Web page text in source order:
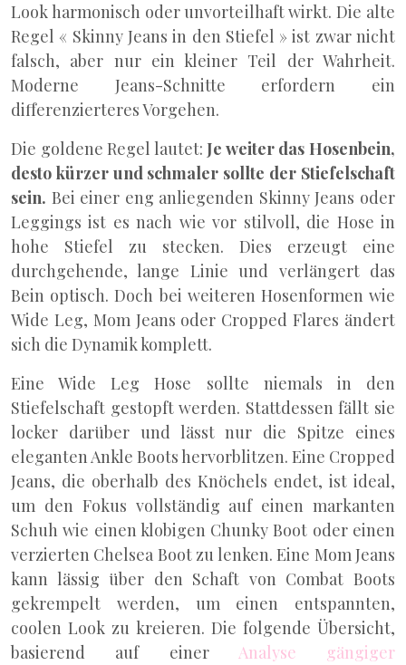
Look harmonisch oder unvorteilhaft wirkt. Die alte
Regel « Skinny Jeans in den Stiefel » ist zwar nicht
falsch, aber nur ein kleiner Teil der Wahrheit.
Moderne Jeans-Schnitte erfordern ein
differenzierteres Vorgehen.
Die goldene Regel lautet: Je weiter das Hosenbein,
desto kürzer und schmaler sollte der Stiefelschaft
sein. Bei einer eng anliegenden Skinny Jeans oder
Leggings ist es nach wie vor stilvoll, die Hose in
hohe Stiefel zu stecken. Dies erzeugt eine
durchgehende, lange Linie und verlängert das
Bein optisch. Doch bei weiteren Hosenformen wie
Wide Leg, Mom Jeans oder Cropped Flares ändert
sich die Dynamik komplett.
Eine Wide Leg Hose sollte niemals in den
Stiefelschaft gestopft werden. Stattdessen fällt sie
locker darüber und lässt nur die Spitze eines
eleganten Ankle Boots hervorblitzen. Eine Cropped
Jeans, die oberhalb des Knöchels endet, ist ideal,
um den Fokus vollständig auf einen markanten
Schuh wie einen klobigen Chunky Boot oder einen
verzierten Chelsea Boot zu lenken. Eine Mom Jeans
kann lässig über den Schaft von Combat Boots
gekrempelt werden, um einen entspannten,
coolen Look zu kreieren. Die folgende Übersicht,
basierend auf einer Analyse gängiger